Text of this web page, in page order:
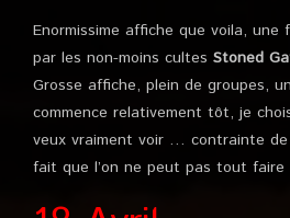
Enormissime affiche que voila, une
par les non-moins cultes Stoned
Grosse affiche, plein de groupes,
commence relativement tôt, je
veux vraiment voir … contrainte
fait que l’on ne peut pas tout faire